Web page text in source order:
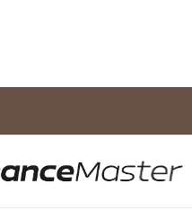
Můj účet